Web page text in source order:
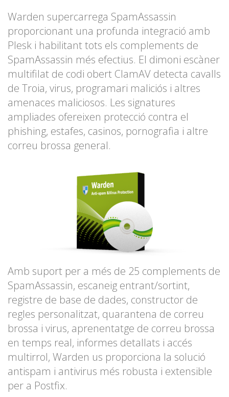
Warden supercarrega SpamAssassin
proporcionant una profunda integració amb
Plesk i habilitant tots els complements de
SpamAssassin més efectius. El dimoni escàner
multifilat de codi obert ClamAV detecta cavalls
de Troia, virus, programari maliciós i altres
amenaces maliciosos. Les signatures
ampliades ofereixen protecció contra el
phishing, estafes, casinos, pornografia i altre
correu brossa general.
Amb suport per a més de 25 complements de
SpamAssassin, escaneig entrant/sortint,
registre de base de dades, constructor de
regles personalitzat, quarantena de correu
brossa i virus, aprenentatge de correu brossa
en temps real, informes detallats i accés
multirrol, Warden us proporciona la solució
antispam i antivirus més robusta i extensible
per a Postfix.